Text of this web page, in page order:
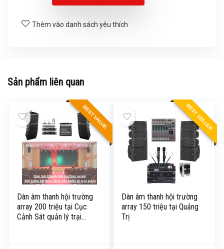
Thêm vào danh sách yêu thích
Sản phẩm liên quan
BEST VALUE
Dàn âm thanh hội trường
array 200 triệu tại Cục
Cảnh Sát quản lý trại
BEST SELLER
Dàn âm thanh hội trường
array 150 triệu tại Quảng
Trị